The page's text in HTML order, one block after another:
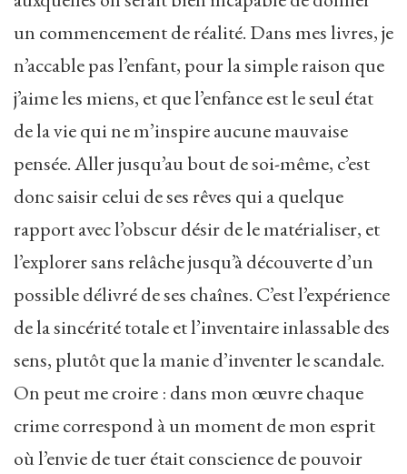
un commencement de réalité. Dans mes livres, je
n’accable pas l’enfant, pour la simple raison que
j’aime les miens, et que l’enfance est le seul état
de la vie qui ne m’inspire aucune mauvaise
pensée. Aller jusqu’au bout de soi-même, c’est
donc saisir celui de ses rêves qui a quelque
rapport avec l’obscur désir de le matérialiser, et
l’explorer sans relâche jusqu’à découverte d’un
possible délivré de ses chaînes. C’est l’expérience
de la sincérité totale et l’inventaire inlassable des
sens, plutôt que la manie d’inventer le scandale.
On peut me croire : dans mon œuvre chaque
crime correspond à un moment de mon esprit
où l’envie de tuer était conscience de pouvoir